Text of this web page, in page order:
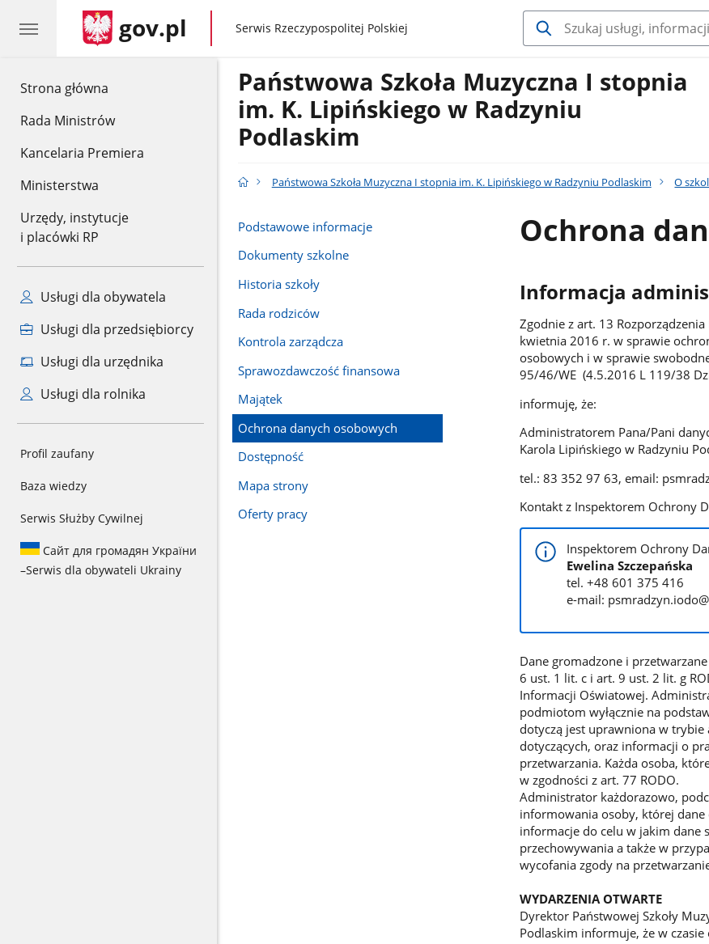
Strona główna
Rada Ministrów
Kancelaria Premiera
Ministerstwa
Urzędy, instytucje
i placówki RP
Usługi dla obywatela
Usługi dla przedsiębiorcy
Usługi dla urzędnika
Usługi dla rolnika
Profil zaufany
Baza wiedzy
Serwis Służby Cywilnej
Сайт для громадян України
–Serwis dla obywateli Ukrainy
gov.pl gov.pl
Serwis Rzeczypospolitej Polskiej
Państwowa Szkoła Muzyczna I stopnia
im. K. Lipińskiego w Radzyniu
Podlaskim
Państwowa Szkoła Muzyczna I stopnia im. K. Lipińskiego w Radzyniu Podlaskim O
Podstawowe informacje
Dokumenty szkolne
Historia szkoły
Rada rodziców
Kontrola zarządcza
Sprawozdawczość finansowa
Majątek
Ochrona danych osobowych
Dostępność
Mapa strony
Oferty pracy
Ochrona
Informacja
Zgodnie z art. 13
kwietnia 2016 r. w sprawie
osobowych i w sprawie
95/46/WE (4.5.2016 L 119/38
informuję, że:
Administratorem Pana/Pani
Karola Lipińskiego w Radzyniu
tel.: 83 352 97 63, email:
Kontakt z Inspektorem Ochrony
Inspektorem Ochrony
Ewelina Szczepańska
tel. +48 601 375 416
e-mail:
Dane gromadzone i
6 ust. 1 lit. c i art. 9 ust. 2 lit. g
Informacji Oświatowej.
podmiotom wyłącznie na
dotyczą jest uprawniona w
dotyczących, oraz informacji o
przetwarzania. Każda osoba,
w zgodności z art. 77 RODO.
Administrator każdorazowo,
informowania osoby, której dane
informacje do celu w jakim dane
przechowywania a także w
wycofania zgody na
WYDARZENIA OTWARTE
Dyrektor Państwowej Szkoły
Podlaskim informuje, że w